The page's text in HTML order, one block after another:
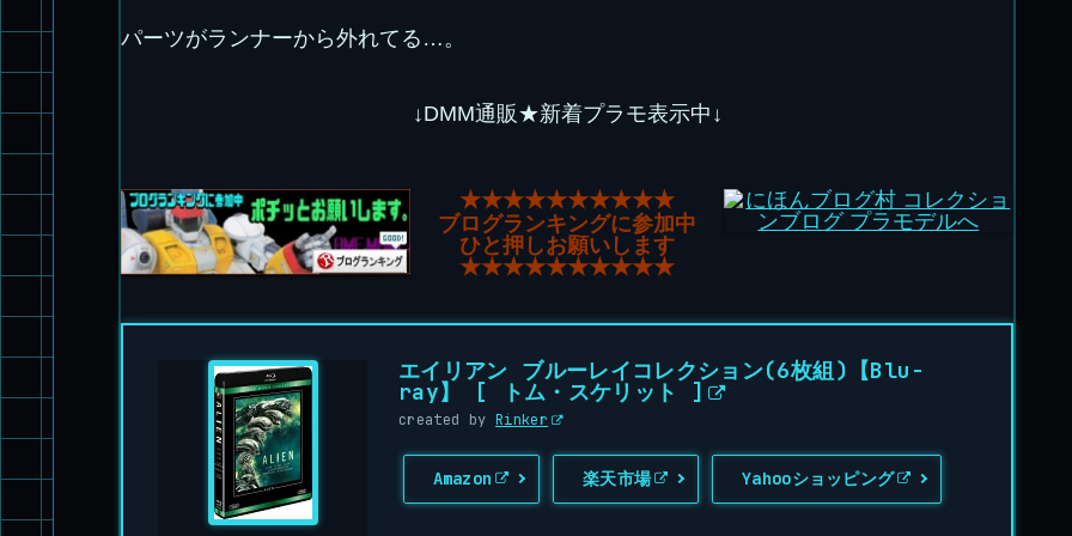
パーツがランナーから外れてる…。
↓DMM通販★新着プラモ表示中↓
★★★★★★★★★★
ブログランキングに参加中
ひと押しお願いします
★★★★★★★★★★
エイリアン ブルーレイコレクション(6枚組)【Blu-
ray】 [ トム・スケリット ]
created by Rinker
Amazon 楽天市場 Yahooショッピング